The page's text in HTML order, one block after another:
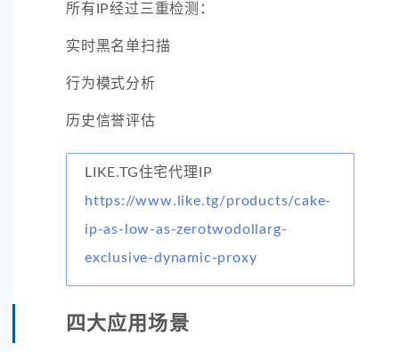
所有IP经过三重检测：
实时黑名单扫描
行为模式分析
历史信誉评估
LIKE.TG住宅代理IP
https://www.like.tg/products/cake-
ip-as-low-as-zerotwodollarg-
exclusive-dynamic-proxy
四大应用场景